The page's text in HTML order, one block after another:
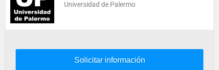
Universidad de Palermo
Solicitar información